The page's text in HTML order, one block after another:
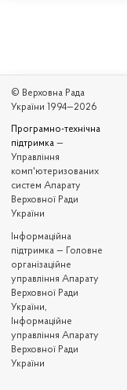
© Верховна Рада
України 1994—2026
Програмно-технічна
підтримка —
Управління
комп'ютеризованих
систем Апарату
Верховної Ради
України
Iнформаційна
підтримка — Головне
організаційне
управління Апарату
Верховної Ради
України,
Інформаційне
управління Апарату
Верховної Ради
України